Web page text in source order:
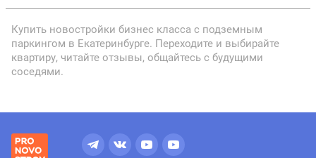
Купить новостройки бизнес класса с подземным
паркингом в Екатеринбурге. Переходите и выбирайте
квартиру, читайте отзывы, общайтесь с будущими
соседями.